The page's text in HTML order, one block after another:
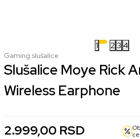
1 23 4
Gaming slušalice
Slušalice Moye Rick
Wireless Earphone
2.999,00 RSD